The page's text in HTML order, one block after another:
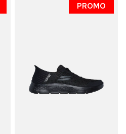
PROMO